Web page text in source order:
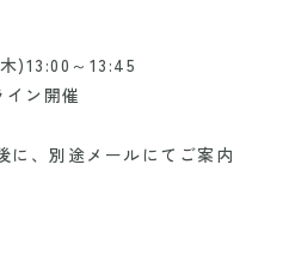
)13:00～13:45
イン開催
に、別途メールにてご案内